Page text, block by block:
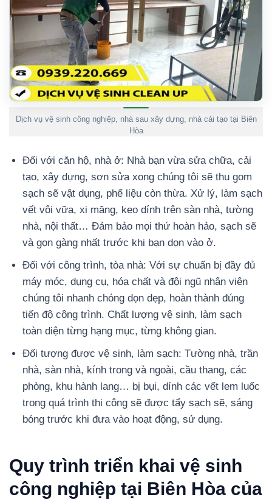
Dịch vụ vệ sinh công nghiệp, nhà sau xây dựng, nhà cải tạo tại Biên
Hòa
Đối với căn hộ, nhà ở: Nhà bạn vừa sửa chữa, cải
tạo, xây dựng, sơn sửa xong chúng tôi sẽ thu gom
sạch sẽ vật dụng, phế liệu còn thừa. Xử lý, làm sạch
vết vôi vữa, xi măng, keo dính trên sàn nhà, tường
nhà, nội thất… Đảm bảo mọi thứ hoàn hảo, sạch sẽ
và gọn gàng nhất trước khi bạn dọn vào ở.
Đối với công trình, tòa nhà: Với sự chuẩn bị đầy đủ
máy móc, dụng cụ, hóa chất và đội ngũ nhân viên
chúng tôi nhanh chóng dọn dẹp, hoàn thành đúng
tiến độ công trình. Chất lượng vệ sinh, làm sạch
toàn diện từng hạng mục, từng không gian.
Đối tượng được vệ sinh, làm sạch: Tường nhà, trần
nhà, sàn nhà, kính trong và ngoài, cầu thang, các
phòng, khu hành lang… bị bụi, dính các vết lem luốc
trong quá trình thi công sẽ được tẩy sạch sẽ, sáng
bóng trước khi đưa vào hoạt động, sử dụng.
Quy trình triển khai vệ sinh
công nghiệp tại Biên Hòa của